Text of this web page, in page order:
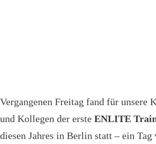
Vergangenen Freitag fand für unsere
und Kollegen der erste ENLITE
diesen Jahres in Berlin statt – ein